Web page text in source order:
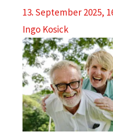
13. September 2025,
Ingo Kosick